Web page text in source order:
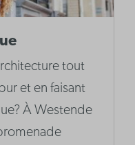
tout
et en faisant
À Westende